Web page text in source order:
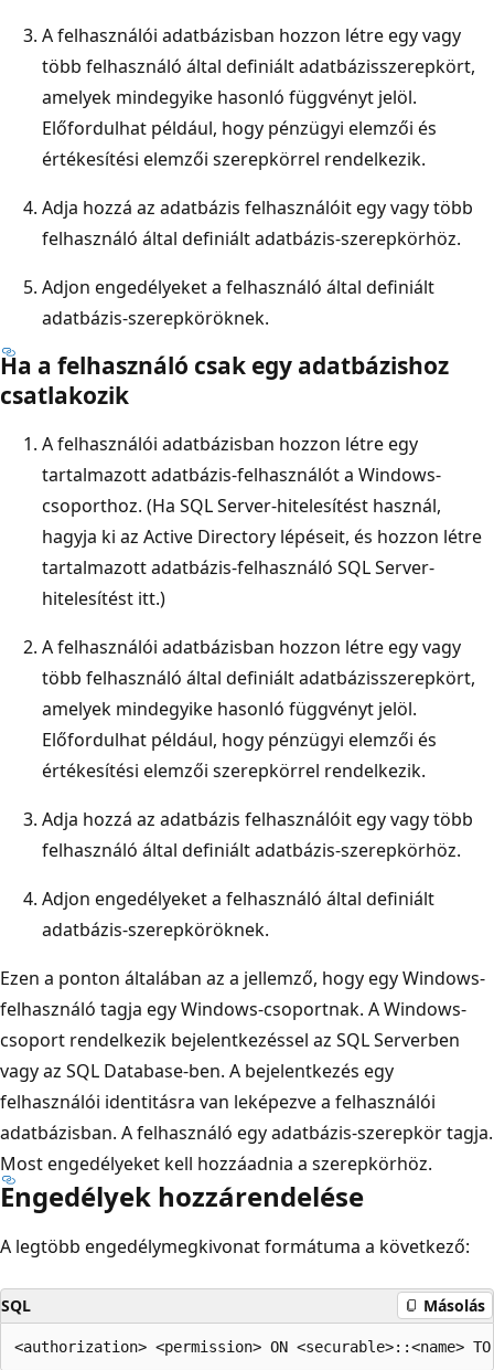
A felhasználói adatbázisban hozzon létre egy vagy
több felhasználó által definiált adatbázisszerepkört,
amelyek mindegyike hasonló függvényt jelöl.
Előfordulhat például, hogy pénzügyi elemzői és
értékesítési elemzői szerepkörrel rendelkezik.
Adja hozzá az adatbázis felhasználóit egy vagy több
felhasználó által definiált adatbázis-szerepkörhöz.
Adjon engedélyeket a felhasználó által definiált
adatbázis-szerepköröknek.
Ha a felhasználó csak egy adatbázishoz
csatlakozik
A felhasználói adatbázisban hozzon létre egy
tartalmazott adatbázis-felhasználót a Windows-
csoporthoz. (Ha SQL Server-hitelesítést használ,
hagyja ki az Active Directory lépéseit, és hozzon létre
tartalmazott adatbázis-felhasználó SQL Server-
hitelesítést itt.)
A felhasználói adatbázisban hozzon létre egy vagy
több felhasználó által definiált adatbázisszerepkört,
amelyek mindegyike hasonló függvényt jelöl.
Előfordulhat például, hogy pénzügyi elemzői és
értékesítési elemzői szerepkörrel rendelkezik.
Adja hozzá az adatbázis felhasználóit egy vagy több
felhasználó által definiált adatbázis-szerepkörhöz.
Adjon engedélyeket a felhasználó által definiált
adatbázis-szerepköröknek.
Ezen a ponton általában az a jellemző, hogy egy Windows-
felhasználó tagja egy Windows-csoportnak. A Windows-
csoport rendelkezik bejelentkezéssel az SQL Serverben
vagy az SQL Database-ben. A bejelentkezés egy
felhasználói identitásra van leképezve a felhasználói
adatbázisban. A felhasználó egy adatbázis-szerepkör tagja.
Most engedélyeket kell hozzáadnia a szerepkörhöz.
Engedélyek hozzárendelése
A legtöbb engedélymegkivonat formátuma a következő:
SQL Másolás